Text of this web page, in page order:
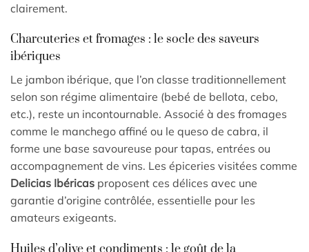
clairement.
Charcuteries et fromages : le socle des saveurs
ibériques
Le jambon ibérique, que l’on classe traditionnellement
selon son régime alimentaire (bebé de bellota, cebo,
etc.), reste un incontournable. Associé à des fromages
comme le manchego affiné ou le queso de cabra, il
forme une base savoureuse pour tapas, entrées ou
accompagnement de vins. Les épiceries visitées comme
Delicias Ibéricas proposent ces délices avec une
garantie d’origine contrôlée, essentielle pour les
amateurs exigeants.